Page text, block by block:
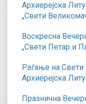
Архиерејска
„Свети
Воскресна
„Свети Петар и
Раѓање на Свети
Архиерејска
Празнична